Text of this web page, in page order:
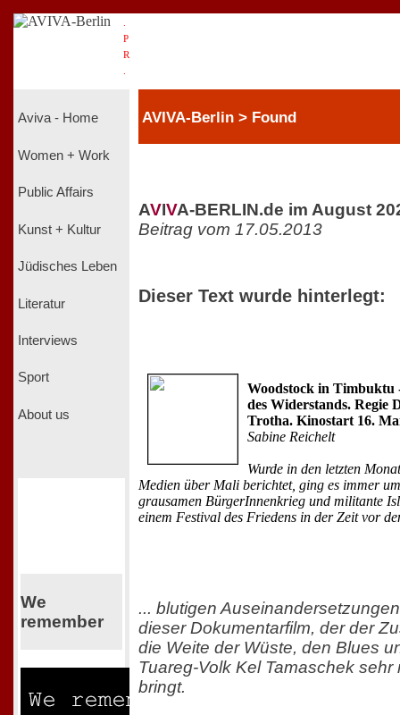
P
R
Aviva - Home
Women + Work
Public Affairs
Kunst + Kultur
Jüdisches Leben
Literatur
Interviews
Sport
About us
We
remember
AVIVA-Berlin > Found
AVIVA-BERLIN.de im August
Beitrag vom 17.05.2013
Dieser Text wurde hinterlegt:
Woodstock in Timbuktu
des Widerstands. Regie
Trotha. Kinostart 16.
Sabine Reichelt
Wurde in den letzten
Medien über Mali berichtet, ging es immer
grausamen BürgerInnenkrieg und militante
einem Festival des Friedens in der Zeit vor
... blutigen
dieser Dokumentarfilm, der der
die Weite der Wüste, den Blues
Tuareg-Volk Kel Tamaschek sehr
bringt.